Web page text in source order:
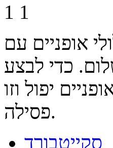
1 1
אופניים עם
כדי לבצע
יפול וזו
פסילה.
סקייטבורד